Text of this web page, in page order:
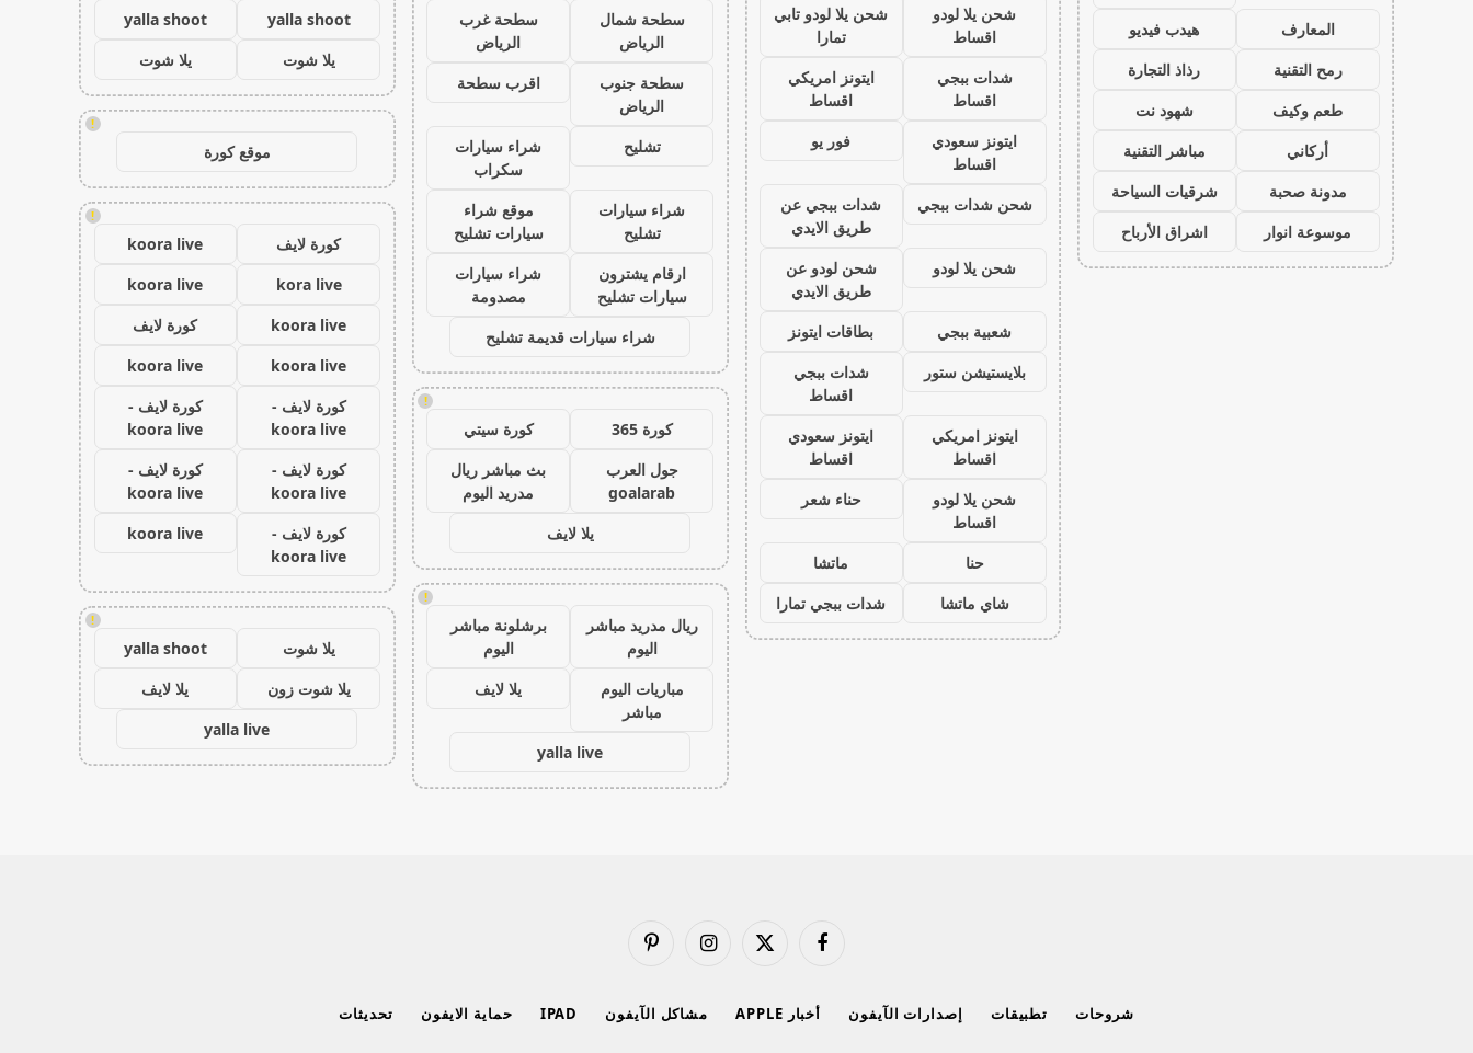
المعارف
هيدب فيديو
رمح التقنية
رذاذ التجارة
طعم وكيف
شهود نت
أركاني
مباشر التقنية
مدونة صحبة
شرقيات السياحة
موسوعة انوار
اشراق الأرباح
شحن يلا لودو
اقساط
شحن يلا لودو تابي
تمارا
شدات ببجي
اقساط
ايتونز امريكي
اقساط
ايتونز سعودي
اقساط
فور يو
شحن شدات ببجي
شدات ببجي عن
طريق الايدي
شحن يلا لودو
شحن لودو عن
طريق الايدي
شعبية ببجي
بطاقات ايتونز
بلايستيشن ستور
شدات ببجي
اقساط
ايتونز امريكي
اقساط
ايتونز سعودي
اقساط
شحن يلا لودو
اقساط
حناء شعر
حنا
ماتشا
شاي ماتشا
شدات ببجي تمارا
سطحة شمال
الرياض
سطحة غرب
الرياض
سطحة جنوب
الرياض
اقرب سطحة
تشليح
شراء سيارات
سكراب
شراء سيارات
تشليح
موقع شراء
سيارات تشليح
ارقام يشترون
سيارات تشليح
شراء سيارات
مصدومة
شراء سيارات قديمة تشليح
!
كورة 365
كورة سيتي
جول العرب
goalarab
بث مباشر ريال
مدريد اليوم
يلا لايف
!
ريال مدريد مباشر
اليوم
برشلونة مباشر
اليوم
مباريات اليوم
مباشر
يلا لايف
yalla live
yalla shoot
yalla shoot
يلا شوت
يلا شوت
!
موقع كورة
!
كورة لايف
koora live
kora live
koora live
koora live
كورة لايف
koora live
koora live
كورة لايف -
koora live
كورة لايف -
koora live
كورة لايف -
koora live
كورة لايف -
koora live
كورة لايف -
koora live
koora live
!
يلا شوت
yalla shoot
يلا شوت زون
يلا لايف
yalla live
فيسبوك
X
الانستغرامبينتيريست
شروحات تطبيقات إصدارات الآيفون أخبار APPLE مشاكل الآيفون IPAD حماية الايفون تحديثات